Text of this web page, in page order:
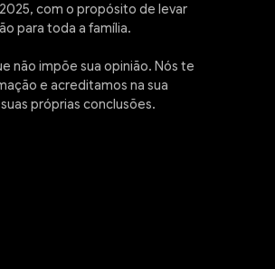
com o propósito de levar
para toda a família.
não impõe sua opinião. Nós te
e acreditamos na sua
próprias conclusões.